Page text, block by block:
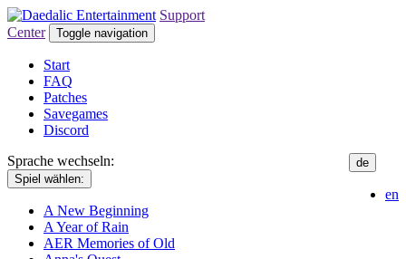
Support
Center
Toggle navigation
Start
FAQ
Patches
Savegames
Discord
Sprache wechseln:
de
en
Spiel wählen:
A New Beginning
A Year of Rain
AER Memories of Old